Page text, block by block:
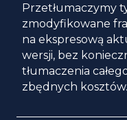
Przetłumaczymy
zmodyfikowane
na ekspresową
wersji, bez
tłumaczenia
zbędnych kosztów.